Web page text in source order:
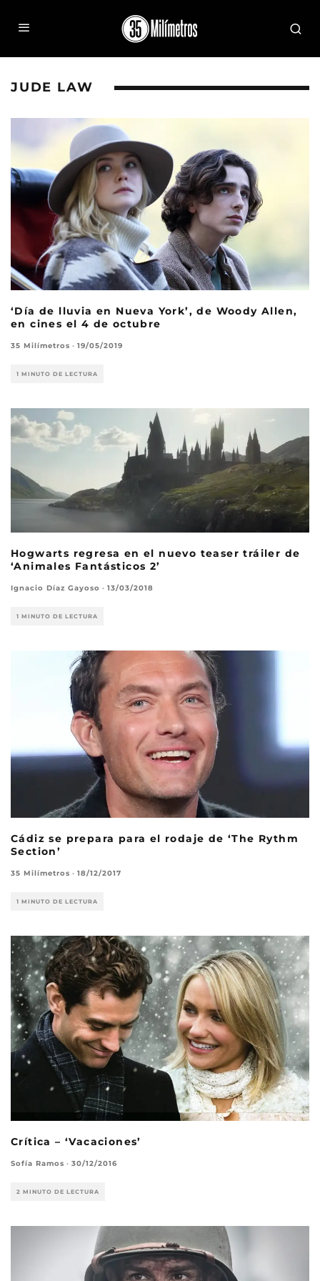
JUDE LAW
‘Día de lluvia en Nueva York’, de Woody Allen,
en cines el 4 de octubre
35 Milímetros · 19/05/2019
1 MINUTO DE LECTURA
Hogwarts regresa en el nuevo teaser tráiler de
‘Animales Fantásticos 2’
Ignacio Díaz Gayoso · 13/03/2018
1 MINUTO DE LECTURA
Cádiz se prepara para el rodaje de ‘The Rythm
Section’
35 Milímetros · 18/12/2017
1 MINUTO DE LECTURA
Crítica – ‘Vacaciones’
Sofía Ramos · 30/12/2016
2 MINUTO DE LECTURA